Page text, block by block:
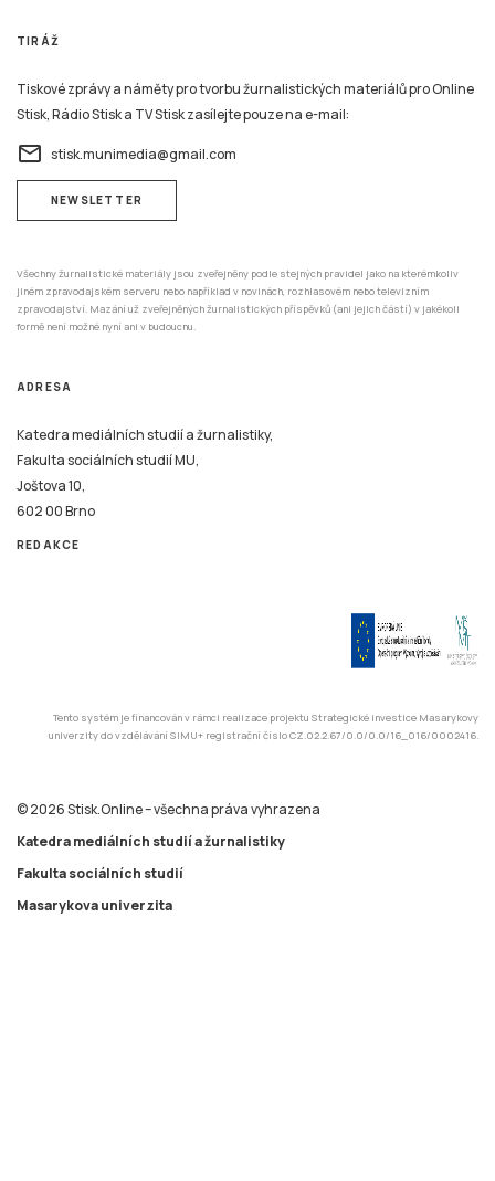
Tiskové zprávy a náměty pro tvorbu žurnalistických materiálů pro Online
email stisk.munimedia@gmail.com
NEWSLETTER
Všechny žurnalistické materiály jsou zveřejněny podle stejných pravidel jako na kterémkoliv
formě není možné nyní ani v budoucnu.
ADRESA
Katedra mediálních studií a žurnalistiky,
Joštova 10,
602 00 Brno
REDAKCE
Tento systém je financován v rámci realizace projektu Strategické investice Masarykovy
Fakulta sociálních studií
Masarykova univerzita